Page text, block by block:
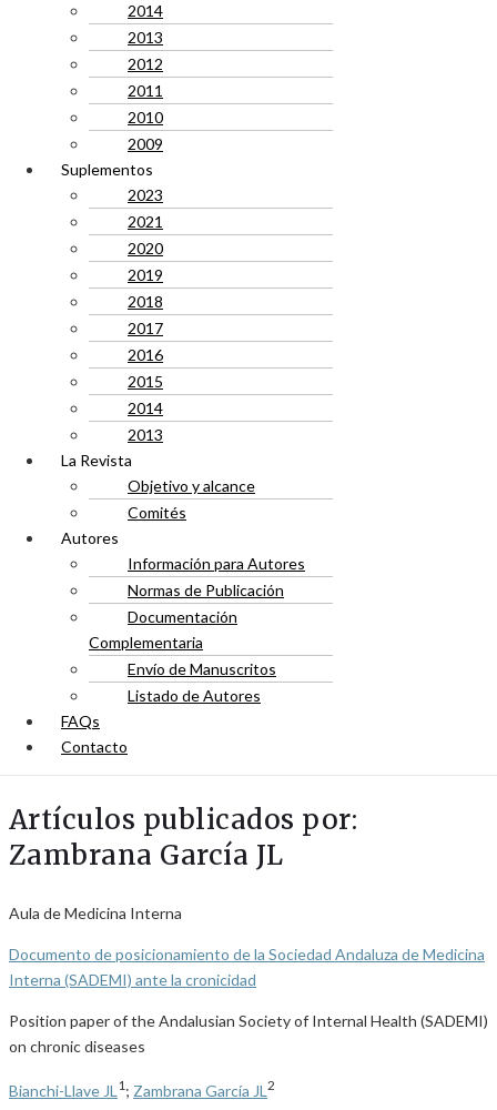
2014
2013
2012
2011
2010
2009
Suplementos
2023
2021
2020
2019
2018
2017
2016
2015
2014
2013
La Revista
Objetivo y alcance
Comités
Autores
Información para Autores
Normas de Publicación
Documentación
Complementaria
Envío de Manuscritos
Listado de Autores
FAQs
Contacto
Artículos publicados por:
Zambrana García JL
Aula de Medicina Interna
Documento de posicionamiento de la Sociedad Andaluza de Medicina
Interna (SADEMI) ante la cronicidad
Position paper of the Andalusian Society of Internal Health (SADEMI)
on chronic diseases
Bianchi-Llave JL 1 ; Zambrana García JL 2